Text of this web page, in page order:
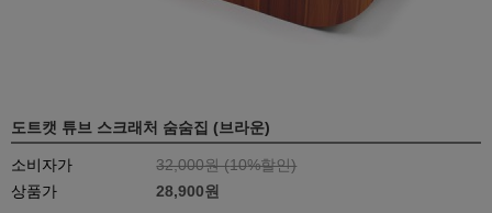
도트캣 튜브 스크래처 숨숨집 (브라운)
소비자가 32,000원 (10%할인)
상품가
28,900원